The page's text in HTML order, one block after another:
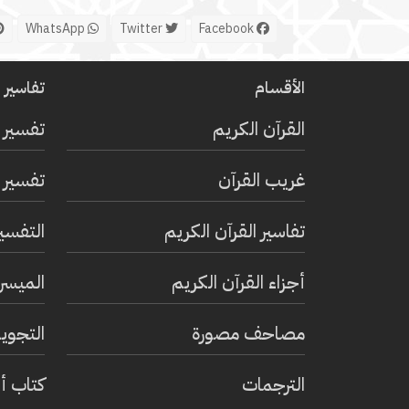
Facebook
Twitter
الأقسام
القرآن الكريم
غريب القرآن
تفاسير القرآن الكريم
أجزاء القرآن الكريم
مصاحف مصورة
الترجمات
تفسير
كتاب